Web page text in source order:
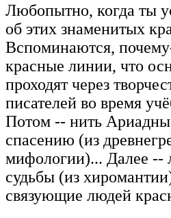
Любопытно, когда ты
об этих знаменитых
Вспоминаются,
красные линии, что
проходят через
писателей во время
Потом -- нить
спасению (из
мифологии)... Далее --
судьбы (из
связующие людей